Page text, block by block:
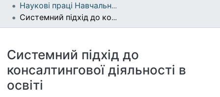
Наукові праці Навчально-наукового інституту публічного управління та адміністрування
Системний підхід до консалтингової діяльності в освіті
Системний підхід до
консалтингової діяльності в
освіті